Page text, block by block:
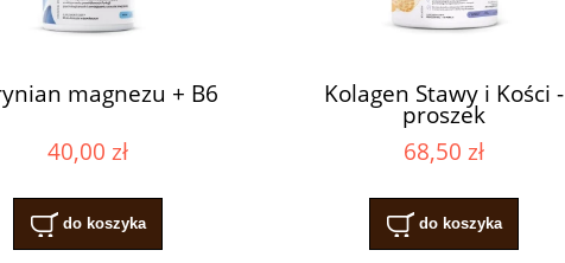
magnezu + B6
40,00 zł
do koszyka
Kolagen Stawy i Kości -
proszek
68,50 zł
do koszyka